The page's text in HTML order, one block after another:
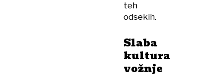
teh
odsekih.
Slaba
kultura
vožnje